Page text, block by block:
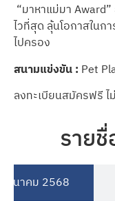
“มาหาแม่มา
ไวที่สุด ลุ้นโอกาสในก
ไปครอง
สนามแข่งขัน: Pet
ลงทะเบียนสมัครฟรี ไ
ราย
มีนาคม​ 2568